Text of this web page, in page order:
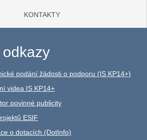
KONTAKTY
podání žádosti o podporu (IS KP14+)
videa IS KP14+
povinné publicity
ESIF
o dotacích (DotInfo)